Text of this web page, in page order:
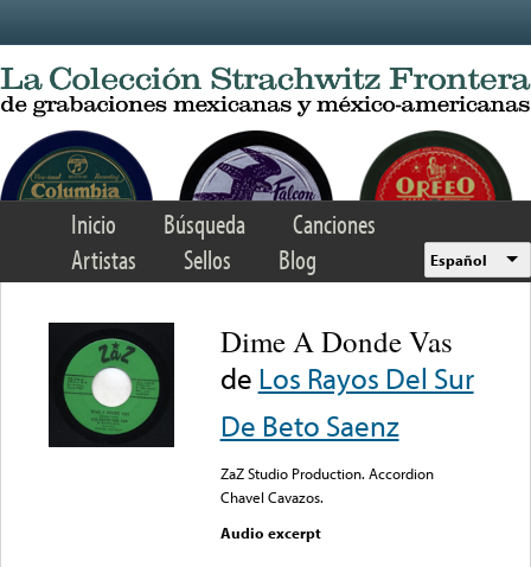
Inicio Búsqueda
Canciones
Artistas
Sellos Blog Español
Dime A Donde Vas
de Los Rayos Del Sur
De Beto Saenz
ZaZ Studio Production. Accordion
Chavel Cavazos.
Audio excerpt